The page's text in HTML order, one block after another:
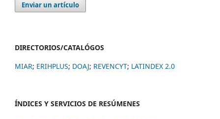
Enviar un artículo
DIRECTORIOS/CATALÓGOS
MIAR; ERIHPLUS; DOAJ; REVENCYT; LATINDEX 2.0
ÍNDICES Y SERVICIOS DE RESÚMENES